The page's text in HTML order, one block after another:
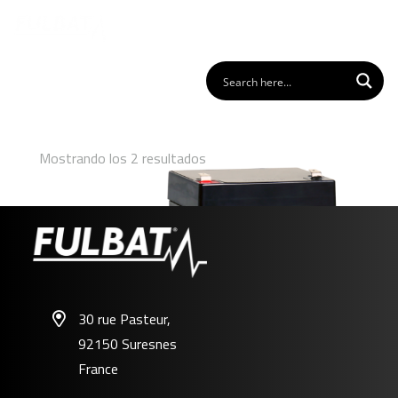
Mostrando los 2 resultados
30 rue Pasteur,
92150 Suresnes
France